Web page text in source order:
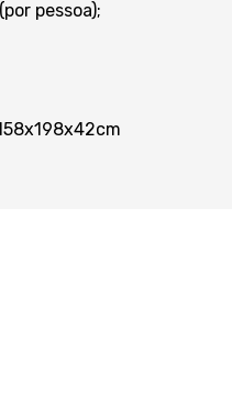
pessoa);